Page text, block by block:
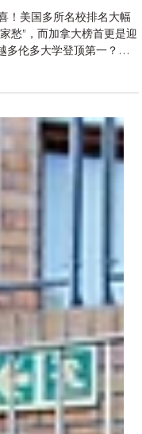
：加拿大顶尖学府
析新趋势
美国多所名校排名大幅
愁”，而加拿大榜首更是迎
多伦多大学登顶第一？点
的独家深度分析。